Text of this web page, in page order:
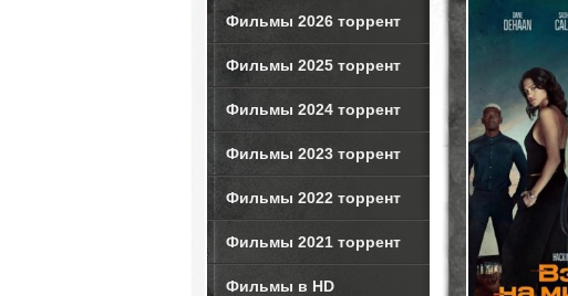
Фильмы 2026 торрент
Фильмы 2025 торрент
Фильмы 2024 торрент
Фильмы 2023 торрент
Фильмы 2022 торрент
Фильмы 2021 торрент
Фильмы в HD